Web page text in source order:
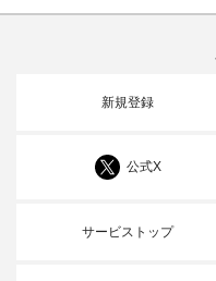
新規登録
公式X
サービストップ